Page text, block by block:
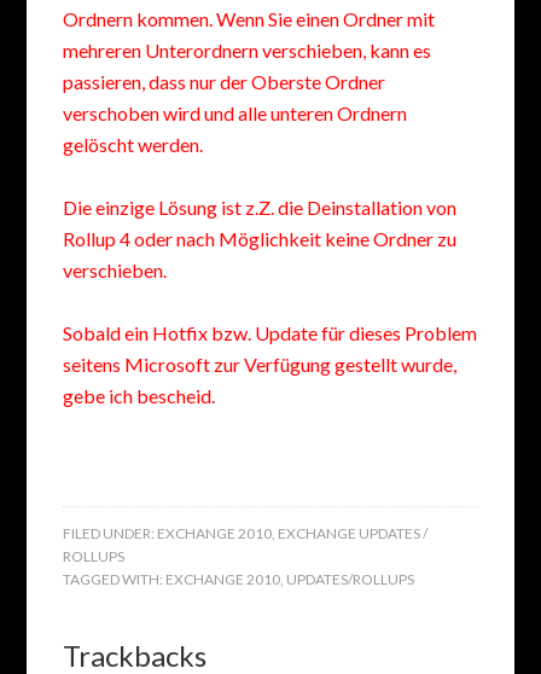
Ordnern kommen. Wenn Sie einen Ordner mit
mehreren Unterordnern verschieben, kann es
passieren, dass nur der Oberste Ordner
verschoben wird und alle unteren Ordnern
gelöscht werden.
Die einzige Lösung ist z.Z. die Deinstallation von
Rollup 4 oder nach Möglichkeit keine Ordner zu
verschieben.
Sobald ein Hotfix bzw. Update für dieses Problem
seitens Microsoft zur Verfügung gestellt wurde,
gebe ich bescheid.
FILED UNDER: EXCHANGE 2010, EXCHANGE UPDATES /
ROLLUPS
TAGGED WITH: EXCHANGE 2010, UPDATES/ROLLUPS
Trackbacks